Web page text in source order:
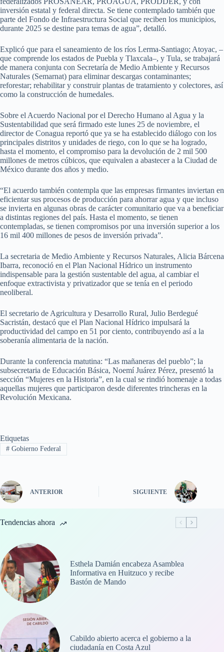
inversión estatal y federal directa. Se tiene contemplado también que
parte del Fondo de Infraestructura Social que reciben los municipios,
durante 2025 se destine para temas de agua”, detalló.
Explicó que para el saneamiento de los ríos Lerma-Santiago; Atoyac, –
que comprende los estados de Puebla y Tlaxcala–, y Tula, se trabajará
de manera conjunta con Secretaría de Medio Ambiente y Recursos
Naturales (Semarnat) para eliminar descargas contaminantes;
reforestar; rehabilitar y construir plantas de tratamiento y colectores, así
como la construcción de humedales.
Sobre el Acuerdo Nacional por el Derecho Humano al Agua y la
Sustentabilidad que será firmado este lunes 25 de noviembre, el
director de Conagua reportó que ya se ha establecido diálogo con los
principales distritos y unidades de riego, con lo que se ha logrado,
hasta el momento, el compromiso para la devolución de 2 mil 500
millones de metros cúbicos, que equivalen a abastecer a la Ciudad de
México durante dos años y medio.
“El acuerdo también contempla que las empresas firmantes inviertan en
eficientar sus procesos de producción para ahorrar agua y que incluso
se invierta en algunas obras de carácter comunitario que va a beneficiar
a distintas regiones del país. Hasta el momento, se tienen
contempladas, se tienen compromisos por una inversión superior a los
16 mil 400 millones de pesos de inversión privada”.
La secretaria de Medio Ambiente y Recursos Naturales, Alicia Bárcena
Ibarra, reconoció en el Plan Nacional Hídrico un instrumento
indispensable para la gestión sustentable del agua, al cambiar el
enfoque extractivista y privatizador que se tenía en el periodo
neoliberal.
El secretario de Agricultura y Desarrollo Rural, Julio Berdegué
Sacristán, destacó que el Plan Nacional Hídrico impulsará la
productividad del campo en 51 por ciento, contribuyendo así a la
soberanía alimentaria de la nación.
Durante la conferencia matutina: “Las mañaneras del pueblo”; la
subsecretaria de Educación Básica, Noemí Juárez Pérez, presentó la
sección “Mujeres en la Historia”, en la cual se rindió homenaje a todas
aquellas mujeres que participaron desde diferentes trincheras en la
Revolución Mexicana.
Etiquetas
#Gobierno Federal
ANTERIOR SIGUIENTE
Tendencias ahora
Esthela Damián encabeza Asamblea
Informativa en Huitzuco y recibe
Bastón de Mando
Cabildo abierto acerca el gobierno a la
ciudadanía en Costa Azul